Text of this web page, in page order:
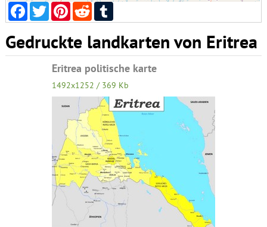
Facebook
TwitterPinterest
RedditTumblr
Gedruckte landkarten von Eritrea
Eritrea politische karte
1492x1252 / 369 Kb